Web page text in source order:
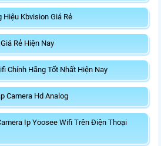
Kbvision Giá Rẻ
Rẻ Hiện Nay
Chính Hãng Tốt Nhất Hiện Nay
Camera Hd Analog
Ip Yoosee Wifi Trên Điện Thoại